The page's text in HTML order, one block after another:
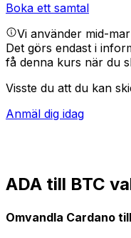
Boka ett samtal
Vi använder mid-
Det görs endast i
få denna kurs när du
Visste du att du kan
Anmäl dig idag
ADA till BTC
Omvandla Cardano